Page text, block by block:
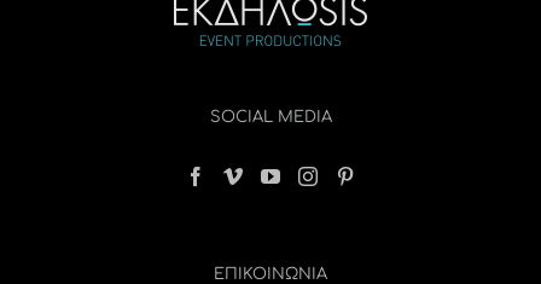
SOCIAL MEDIA
ΕΠΙΚΟΙΝΩΝΊΑ